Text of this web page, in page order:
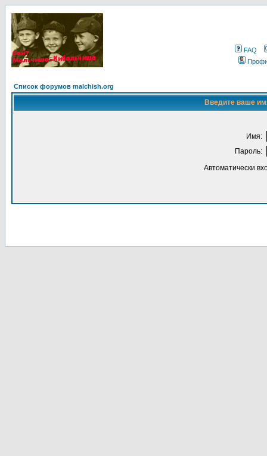
FAQ
Список форумов malchish.org
Введите ваше
Имя:
Пароль:
Автоматически